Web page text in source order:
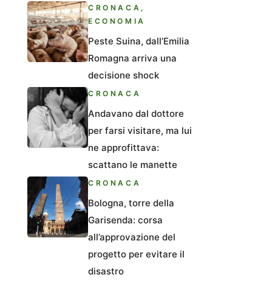
CRONACA ,
ECONOMIA
Peste Suina, dall’Emilia
Romagna arriva una
decisione shock
CRONACA
Andavano dal dottore
per farsi visitare, ma lui
ne approfittava:
scattano le manette
CRONACA
Bologna, torre della
Garisenda: corsa
all’approvazione del
progetto per evitare il
disastro